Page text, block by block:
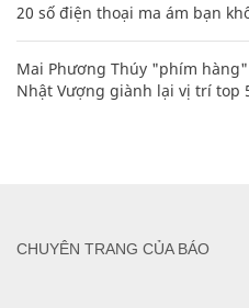
20 số điện thoại ma ám bạn
Mai Phương Thúy "phím
Nhật Vượng giành lại vị trí top
CHUYÊN TRANG CỦA BÁO